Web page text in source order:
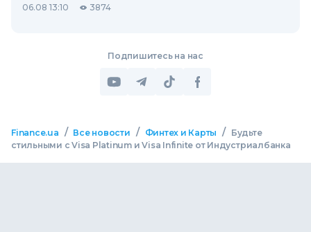
06.08 13:10 3874
Подпишитесь на нас
Finance.ua / Все новости / Финтех и Карты /
Будьте
стильными с Visa Platinum и Visa Infinite от Индустриалбанка